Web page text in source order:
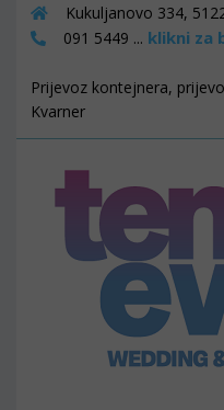
Kukuljanovo 334,
091 5449 ... klikni za
Prijevoz kontejnera,
Kvarner